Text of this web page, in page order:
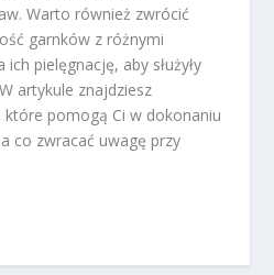
Warto również zwrócić
garnków z różnymi
ich pielęgnację, aby służyły
artykule znajdziesz
które pomogą Ci w dokonaniu
co zwracać uwagę przy